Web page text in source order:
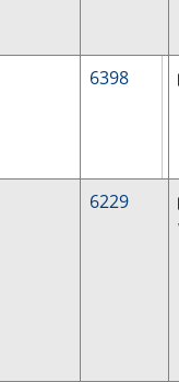
6398
6229